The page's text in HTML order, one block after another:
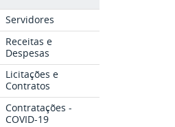
Servidores
Receitas e
Despesas
Licitações e
Contratos
Contratações -
COVID-19